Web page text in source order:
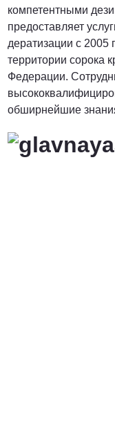
компетентными
предоставляет
дератизации с
территории сорока
Федерации.
обширнейшие